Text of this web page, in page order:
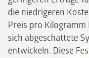
die niedrigeren
Preis pro Kilogramm
sich abgeschattete
entwickeln. Diese